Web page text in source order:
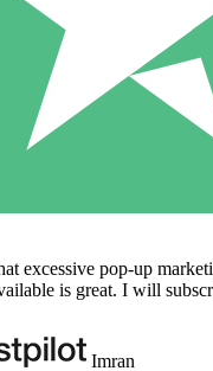
excessive pop-up
is great. I will
Imran